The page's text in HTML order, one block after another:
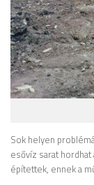
Sok helyen
esővíz sarat
építettek, ennek a